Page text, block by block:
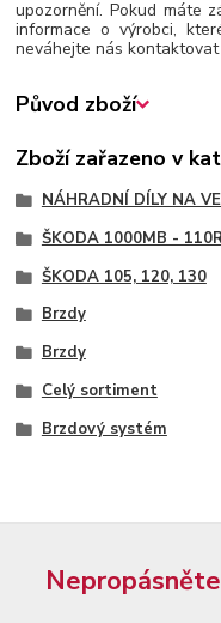
upozornění. Pokud máte
informace o výrobci,
neváhejte nás
Původ zboží
Zboží zařazeno v
NÁHRADNÍ DÍLY NA
ŠKODA 1000MB -
ŠKODA 105, 120, 130
Brzdy
Brzdy
Celý sortiment
Brzdový systém